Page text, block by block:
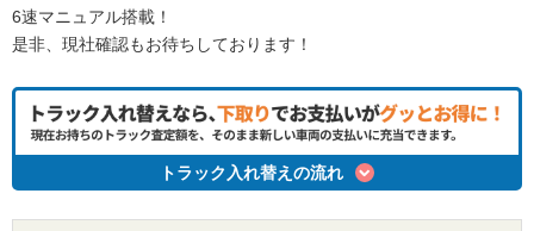
6速マニュアル搭載！
是非、現社確認もお待ちしております！
トラック入れ替えの流れ